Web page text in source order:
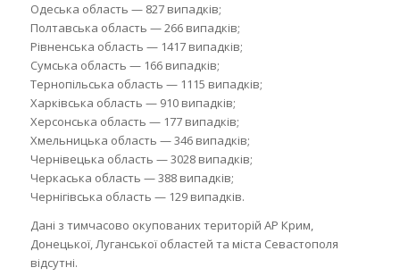
Одеська область — 827 випадків;
Полтавська область — 266 випадків;
Рівненська область — 1417 випадків;
Сумська область — 166 випадків;
Тернопільська область — 1115 випадків;
Харківська область — 910 випадків;
Херсонська область — 177 випадків;
Хмельницька область — 346 випадків;
Чернівецька область — 3028 випадків;
Черкаська область — 388 випадків;
Чернігівська область — 129 випадків.
Дані з тимчасово окупованих територій АР Крим,
Донецької, Луганської областей та міста Севастополя
відсутні.